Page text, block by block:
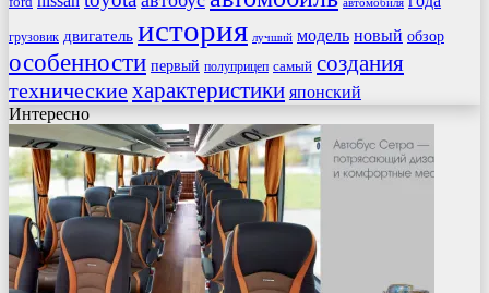
грузовик двигатель история лучший модель новый обзор
особенности первый полуприцеп самый создания
техническиехарактеристики японский
Интересно